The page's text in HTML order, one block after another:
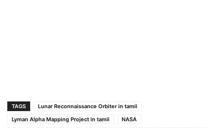
TAGS
Lunar Reconnaissance Orbiter in tamil
Lyman Alpha Mapping Project in tamil
NASA